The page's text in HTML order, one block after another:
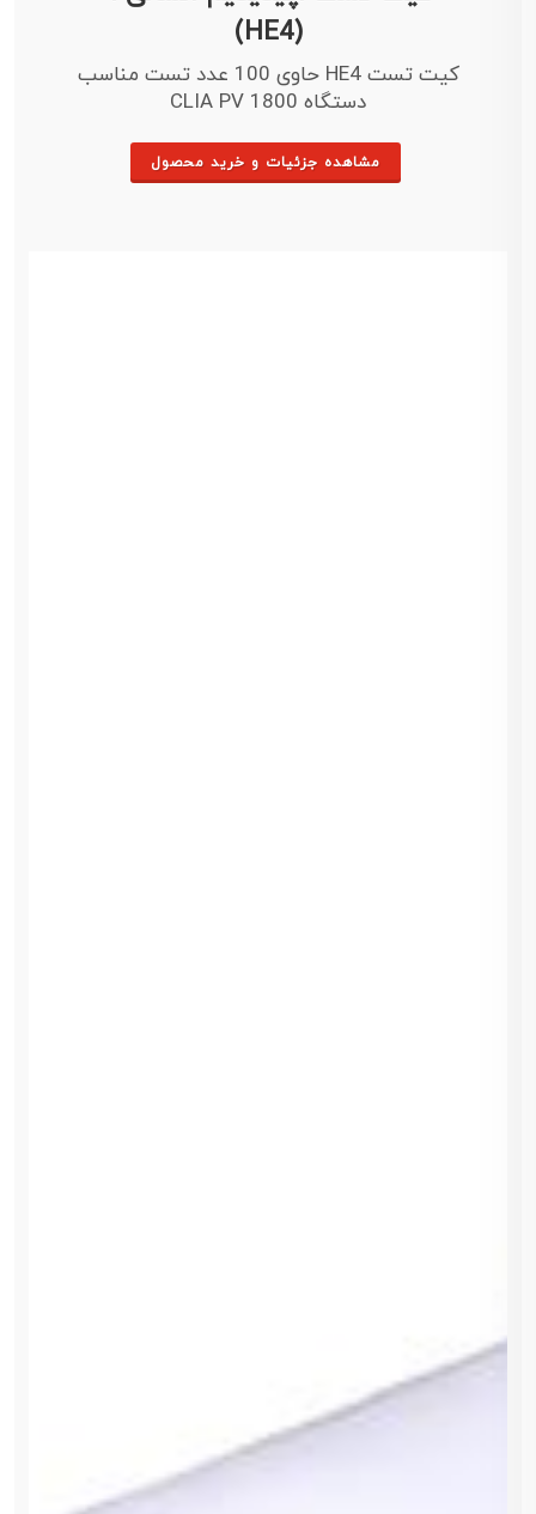
(HE4)
کیت تست HE4 حاوی 100 عدد تست مناسب
دستگاه CLIA PV 1800
مشاهده جزئیات و خرید محصول